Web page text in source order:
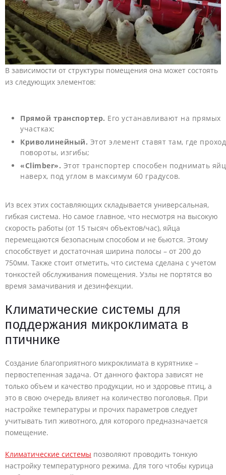
В зависимости от структуры помещения она может состоять
из следующих элементов:
Прямой транспортер. Его устанавливают на прямых
участках;
Криволинейный. Этот элемент ставят там, где
повороты, изгибы;
«Climber». Этот транспортер способен поднимать
наверх, под углом в максимум 60 градусов.
Из всех этих составляющих складывается универсальная,
гибкая система. Но самое главное, что несмотря на высокую
скорость работы (от 15 тысяч объектов/час), яйца
перемещаются безопасным способом и не бьются. Этому
способствует и достаточная ширина полосы – от 200 до
750мм. Также стоит отметить, что система сделана с учетом
тонкостей обслуживания помещения. Узлы не портятся во
время замачивания и дезинфекции.
Климатические системы для
поддержания микроклимата в
птичнике
Создание благоприятного микроклимата в курятнике –
первостепенная задача. От данного фактора зависят не
только объем и качество продукции, но и здоровье птиц, а
это в свою очередь влияет на количество поголовья. При
настройке температуры и прочих параметров следует
учитывать тип животного, для которого предназначается
помещение.
Климатические системы позволяют проводить тонкую
настройку температурного режима. Для того чтобы курица